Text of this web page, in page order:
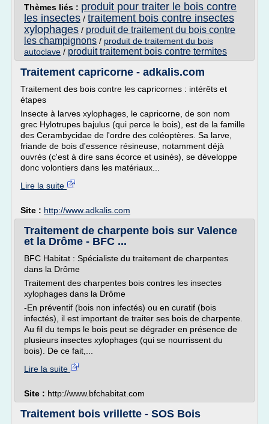
Thèmes liés : produit pour traiter le bois contre
les insectes / traitement bois contre insectes
xylophages / produit de traitement du bois contre
les champignons / produit de traitement du bois
autoclave / produit traitement bois contre termites
Traitement capricorne - adkalis.com
Traitement des bois contre les capricornes : intérêts et
étapes
Insecte à larves xylophages, le capricorne, de son nom
grec Hylotrupes bajulus (qui perce le bois), est de la famille
des Cerambycidae de l'ordre des coléoptères. Sa larve,
friande de bois d'essence résineuse, notamment déjà
ouvrés (c'est à dire sans écorce et usinés), se développe
donc volontiers dans les matériaux...
Lire la suite
Site : http://www.adkalis.com
Traitement de charpente bois sur Valence
et la Drôme - BFC ...
BFC Habitat : Spécialiste du traitement de charpentes
dans la Drôme
Traitement des charpentes bois contres les insectes
xylophages dans la Drôme
-En préventif (bois non infectés) ou en curatif (bois
infectés), il est important de traiter ses bois de charpente.
Au fil du temps le bois peut se dégrader en présence de
plusieurs insectes xylophages (qui se nourrissent du
bois). De ce fait,...
Lire la suite
Site : http://www.bfchabitat.com
Traitement bois vrillette - SOS Bois